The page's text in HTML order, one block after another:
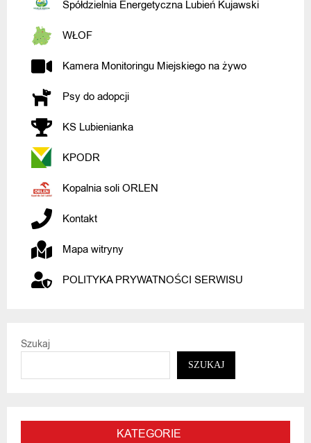
Spółdzielnia Energetyczna Lubień Kujawski
WŁOF
Kamera Monitoringu Miejskiego na żywo
Psy do adopcji
KS Lubienianka
KPODR
Kopalnia soli ORLEN
Kontakt
Mapa witryny
POLITYKA PRYWATNOŚCI SERWISU
Szukaj
SZUKAJ
KATEGORIE